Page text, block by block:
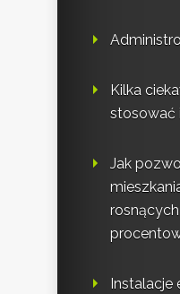
Kilka
stosować
Jak
Instalacje